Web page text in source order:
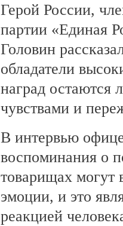
Герой России,
партии «Единая
Головин
обладатели
наград остаются
чувствами и
В интервью
воспоминания о
товарищах могут
эмоции, и это
реакцией